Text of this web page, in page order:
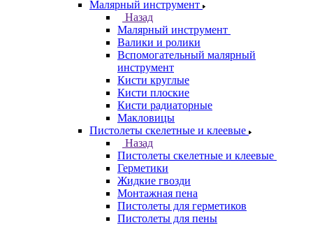
Малярный инструмент
Назад
Малярный инструмент
Валики и ролики
Вспомогательный малярный
инструмент
Кисти круглые
Кисти плоские
Кисти радиаторные
Макловицы
Пистолеты скелетные и клеевые
Назад
Пистолеты скелетные и клеевые
Герметики
Жидкие гвозди
Монтажная пена
Пистолеты для герметиков
Пистолеты для пены